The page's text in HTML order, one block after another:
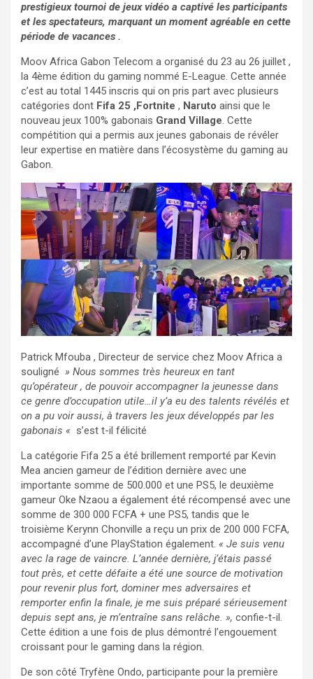
prestigieux tournoi de jeux vidéo a captivé les participants
et les spectateurs, marquant un moment agréable en cette
période de vacances .
Moov Africa Gabon Telecom a organisé du 23 au 26 juillet ,
la 4ème édition du gaming nommé E-League. Cette année
c’est au total 1445 inscris qui on pris part avec plusieurs
catégories dont Fifa 25 ,Fortnite , Naruto ainsi que le
nouveau jeux 100% gabonais Grand Village. Cette
compétition qui a permis aux jeunes gabonais de révéler
leur expertise en matière dans l’écosystème du gaming au
Gabon.
Patrick Mfouba , Directeur de service chez Moov Africa a
souligné » Nous sommes très heureux en tant
qu’opérateur , de pouvoir accompagner la jeunesse dans
ce genre d’occupation utile…il y’a eu des talents révélés et
on a pu voir aussi, à travers les jeux développés par les
gabonais « s’est t-il félicité
La catégorie Fifa 25 a été brillement remporté par Kevin
Mea ancien gameur de l’édition dernière avec une
importante somme de 500.000 et une PS5, le deuxième
gameur Oke Nzaou a également été récompensé avec une
somme de 300 000 FCFA + une PS5, tandis que le
troisième Kerynn Chonville a reçu un prix de 200 000 FCFA,
accompagné d’une PlayStation également. « Je suis venu
avec la rage de vaincre. L’année dernière, j’étais passé
tout près, et cette défaite a été une source de motivation
pour revenir plus fort, dominer mes adversaires et
remporter enfin la finale, je me suis préparé sérieusement
depuis sept ans, je m’entraîne sans relâche. », confie-t-il.
Cette édition a une fois de plus démontré l’engouement
croissant pour le gaming dans la région.
De son côté Tryfène Ondo, participante pour la première